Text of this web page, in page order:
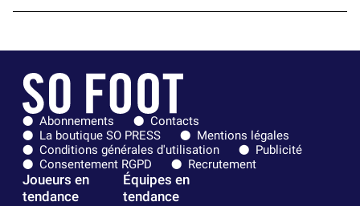
Abonnements
Contacts
La boutique SO PRESS
Mentions légales
Conditions générales d'utilisation
Publicité
Consentement RGPD
Recrutement
Joueurs en
tendance
Équipes en
tendance